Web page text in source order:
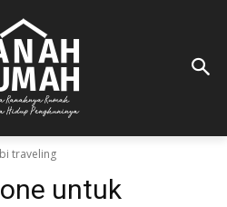
traveling
untuk